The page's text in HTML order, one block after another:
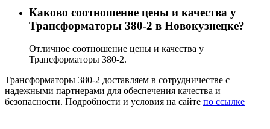
Каково соотношение цены и качества у
Трансформаторы 380-2 в Новокузнецке?
Отличное соотношение цены и качества у
Трансформаторы 380-2.
Трансформаторы 380-2 доставляем в сотрудничестве с
надежными партнерами для обеспечения качества и
безопасности. Подробности и условия на сайте по ссылке